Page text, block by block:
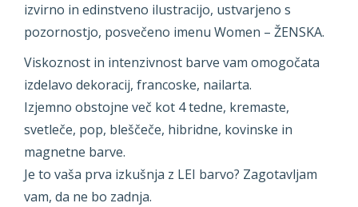
izvirno in edinstveno ilustracijo, ustvarjeno s
pozornostjo, posvečeno imenu Women – ŽENSKA.
Viskoznost in intenzivnost barve vam omogočata
izdelavo dekoracij, francoske, nailarta.
Izjemno obstojne več kot 4 tedne, kremaste,
svetleče, pop, bleščeče, hibridne, kovinske in
magnetne barve.
Je to vaša prva izkušnja z LEI barvo? Zagotavljam
vam, da ne bo zadnja.